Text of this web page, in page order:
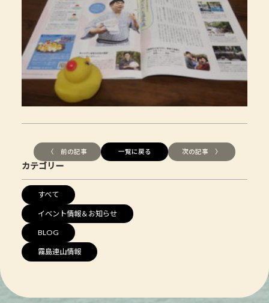
〈 前の記事 一覧に戻る 次の記事 〉
カテゴリー
すべて
イベント情報＆お知らせ
BLOG
霧島連山情報